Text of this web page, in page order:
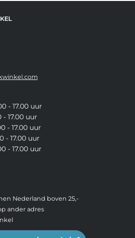
- 17.00 uur
- 17.00 uur
- 17.00 uur
- 17.00 uur
- 17.00 uur
Nederland boven 25,-
ander adres